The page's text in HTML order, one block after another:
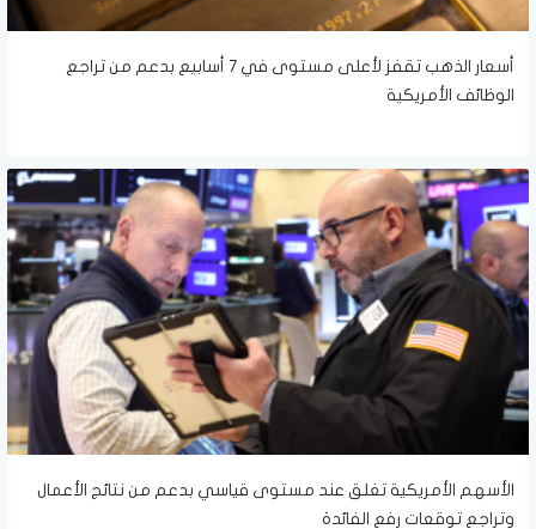
أسعار الذهب تقفز لأعلى مستوى في 7 أسابيع بدعم من تراجع
الوظائف الأمريكية
الأسهم الأمريكية تغلق عند مستوى قياسي بدعم من نتائج الأعمال
وتراجع توقعات رفع الفائدة